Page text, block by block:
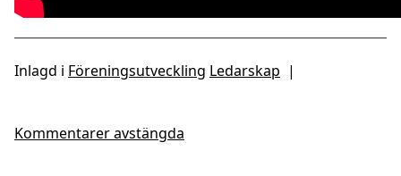
Inlagd i Föreningsutveckling Ledarskap |
Kommentarer avstängda